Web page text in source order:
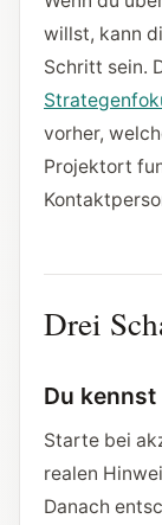
willst, kann
Schritt sein.
vorher,
Projektort
Drei
Du
Starte bei
realen
Danach